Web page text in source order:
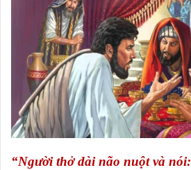
“Người thở dài não nuột và nói: